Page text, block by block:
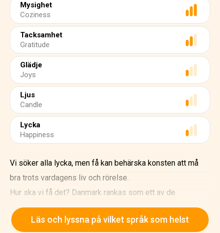
Mysighet
Coziness
Tacksamhet
Gratitude
Glädje
Joys
Ljus
Candle
Lycka
Happiness
Vi söker alla lycka, men få kan behärska konsten att må
bra trots vardagens liv och rörelse.
Hur ska vi få det? Danmark rankas som ett av de
lyckligaste länderna i världen, och kanske kan de ha svaret
i hygge.Läs och lyssna på vilket språk som helst